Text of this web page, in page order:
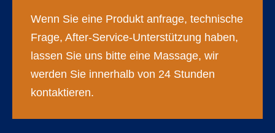
Wenn Sie eine Produkt anfrage, technische
Frage, After-Service-Unterstützung haben,
lassen Sie uns bitte eine Massage, wir
werden Sie innerhalb von 24 Stunden
kontaktieren.